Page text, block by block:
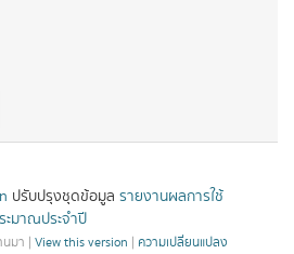
ปรับปรุงชุดข้อมูล รายงานผลการใช้
ะมาณประจำปี
มา | View this version | ความเปลี่ยนแปลง